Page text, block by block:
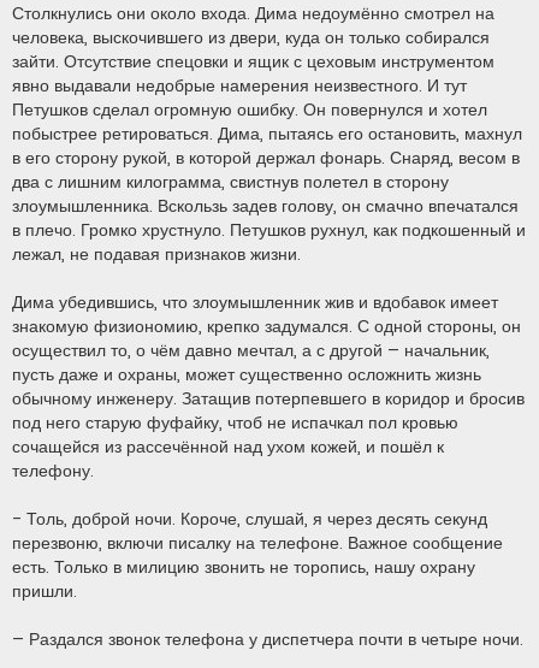
Столкнулись они около входа. Дима недоумённо смотрел на
человека, выскочившего из двери, куда он только собирался
зайти. Отсутствие спецовки и ящик с цеховым инструментом
явно выдавали недобрые намерения неизвестного. И тут
Петушков сделал огромную ошибку. Он повернулся и хотел
побыстрее ретироваться. Дима, пытаясь его остановить, махнул
в его сторону рукой, в которой держал фонарь. Снаряд, весом в
два с лишним килограмма, свистнув полетел в сторону
злоумышленника. Вскользь задев голову, он смачно впечатался
в плечо. Громко хрустнуло. Петушков рухнул, как подкошенный и
лежал, не подавая признаков жизни.
Дима убедившись, что злоумышленник жив и вдобавок имеет
знакомую физиономию, крепко задумался. С одной стороны, он
осуществил то, о чём давно мечтал, а с другой – начальник,
пусть даже и охраны, может существенно осложнить жизнь
обычному инженеру. Затащив потерпевшего в коридор и бросив
под него старую фуфайку, чтоб не испачкал пол кровью
сочащейся из рассечённой над ухом кожей, и пошёл к
телефону.
- Толь, доброй ночи. Короче, слушай, я через десять секунд
перезвоню, включи писалку на телефоне. Важное сообщение
есть. Только в милицию звонить не торопись, нашу охрану
пришли.
– Раздался звонок телефона у диспетчера почти в четыре ночи.